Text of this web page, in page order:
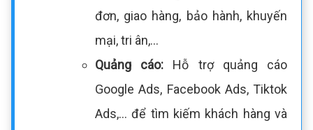
đơn, giao hàng, bảo hành, khuyến
mại, tri ân,...
Quảng cáo: Hỗ trợ quảng cáo
Google Ads, Facebook Ads, Tiktok
Ads,... để tìm kiếm khách hàng và